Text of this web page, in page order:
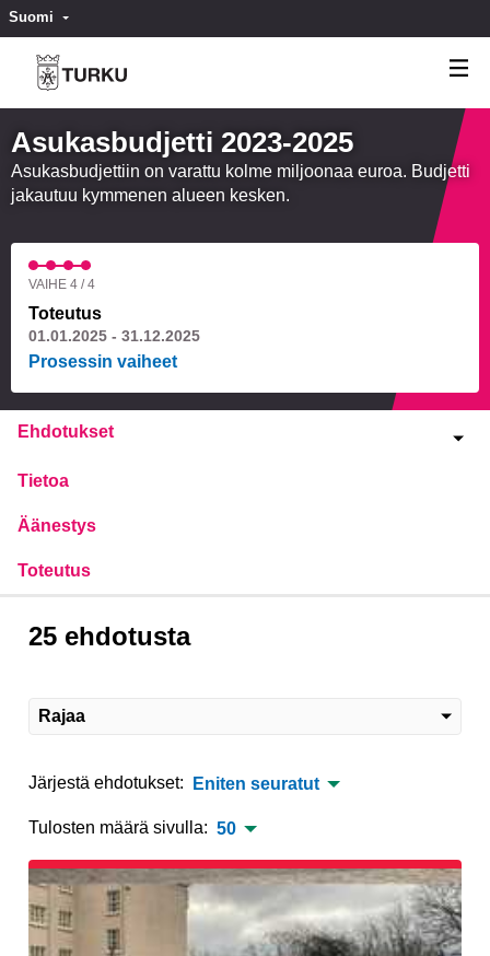
Suomi Valitse kieli
Asukasbudjetti 2023-2025
Asukasbudjettiin on varattu kolme miljoonaa euroa. Budjetti
jakautuu kymmenen alueen kesken.
VAIHE 4 / 4
Toteutus
01.01.2025 - 31.12.2025
Prosessin vaiheet
Ehdotukset
Tietoa
Äänestys
Toteutus
25 ehdotusta
Rajaa
Järjestä ehdotukset: Eniten seuratut
Tulosten määrä sivulla: 50